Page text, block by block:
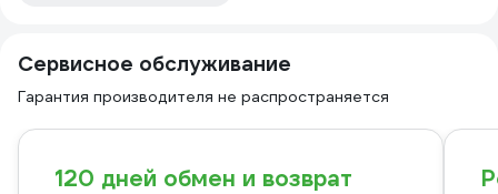
Сервисное обслуживание
Гарантия производителя не распространяется
120 дней обмен и возврат